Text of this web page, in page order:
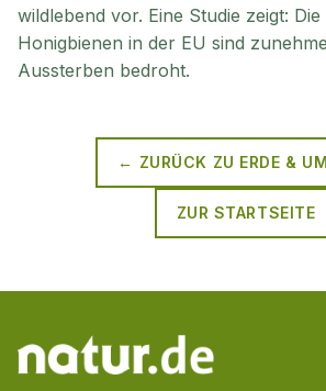
wildlebend vor. Eine Studie zeigt: Die
Honigbienen in der EU sind
Aussterben bedroht.
← ZURÜCK ZU ERDE &
ZUR STARTSEITE